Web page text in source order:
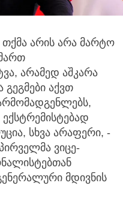
თქმა არის არა მარტო
არამედ აშკარა
აქვთ
სხვა არაფერი, -
ვიცე-
მდივნის